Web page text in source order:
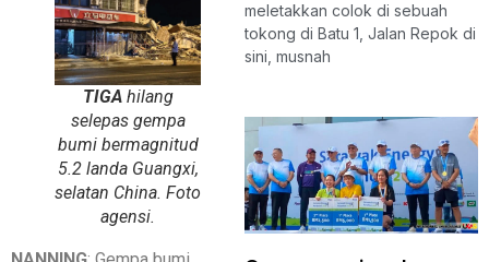
TIGA hilang
selepas gempa
bumi bermagnitud
5.2 landa Guangxi,
selatan China. Foto
agensi.
meletakkan colok di sebuah
tokong di Batu 1, Jalan Repok di
sini, musnah